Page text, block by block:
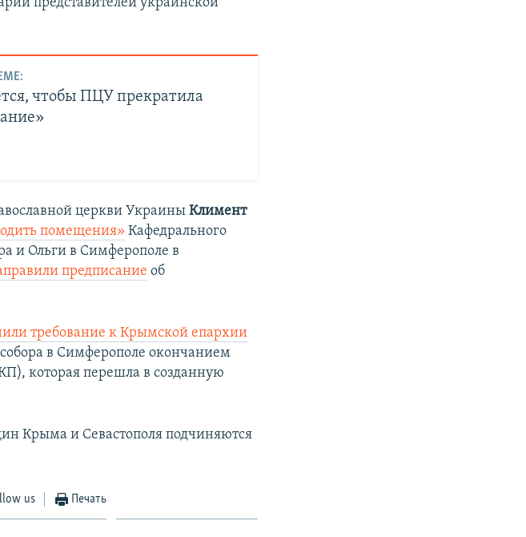
чтобы ПЦУ прекратила
церкви УкраиныКлимент
помещения» Кафедрального
и Ольги в Симферополе в
предписание об
требование к Крымской епархии
в Симферополе окончанием
которая перешла в созданную
Крыма и Севастополя подчиняются
us Печать